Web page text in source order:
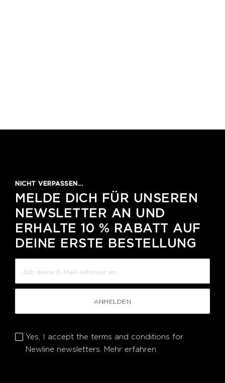
NICHT VERPASSEN...
MELDE DICH FÜR UNSEREN
NEWSLETTER AN UND
ERHALTE 10 % RABATT AUF
DEINE ERSTE BESTELLUNG
ANMELDEN
Yes, I accept the terms and conditions for
Newline newsletters. Mehr erfahren.